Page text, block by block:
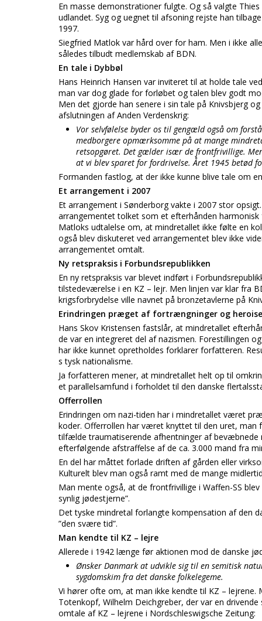
En masse demonstrationer fulgte. Og så valgte
udlandet. Syg og uegnet til afsoning rejste han
1997.
Siegfried Matlok var hård over for ham. Men i ikke
således tilbudt medlemskab af BDN.
En tale i Dybbøl
Hans Heinrich Hansen var inviteret til at holde tale
man var dog glade for forløbet og talen blev godt
Men det gjorde han senere i sin tale på Knivsbjerg
afslutningen af Anden Verdenskrig:
Vor selvfølelse byder os til gengæld også om
medborgere opmærksomme på at mange
retsopgøret. Det gælder især de frontfrivillige.
at vi blev sparet for fordrivelse. Året 1945 betød
Formanden fastlog, at der ikke kunne blive tale om
Et arrangement i 2007
Et arrangement i Sønderborg vakte i 2007 stor
arrangementet tolket som et efterhånden
Matloks udtalelse om, at mindretallet ikke følte en
også blev diskuteret ved arrangementet blev ikke
arrangementet omtalt.
Ny retspraksis i Forbundsrepublikken
En ny retspraksis var blevet indført i
tilstedeværelse i en KZ – lejr. Men linjen var klar fra
krigsforbrydelse ville navnet på bronzetavlerne på
Erindringen præget af fortrængninger og
Hans Skov Kristensen fastslår, at mindretallet
de var en integreret del af nazismen. Forestillingen
har ikke kunnet opretholdes forklarer forfatteren.
s tysk nationalisme.
Ja forfatteren mener, at mindretallet helt op til
et parallelsamfund i forholdet til den danske
Offerrollen
Erindringen om nazi-tiden har i mindretallet været
koder. Offerrollen har været knyttet til den uret, man
tilfælde traumatiserende afhentninger af
efterfølgende afstraffelse af de ca. 3.000 mand fra
En del har måttet forlade driften af gården eller
Kulturelt blev man også ramt med de mange
Man mente også, at de frontfrivillige i Waffen-SS
synlig jødestjerne”.
Det tyske mindretal forlangte kompensation af den
”den svære tid”.
Man kendte til KZ – lejre
Allerede i 1942 længe før aktionen mod de danske
Ønsker Danmark at udvikle sig til en semitisk
sygdomskim fra det danske folkelegeme.
Vi hører ofte om, at man ikke kendte til KZ –
Totenkopf, Wilhelm Deichgreber, der var en
omtale af KZ – lejrene i Nordschleswigsche Zeitung: